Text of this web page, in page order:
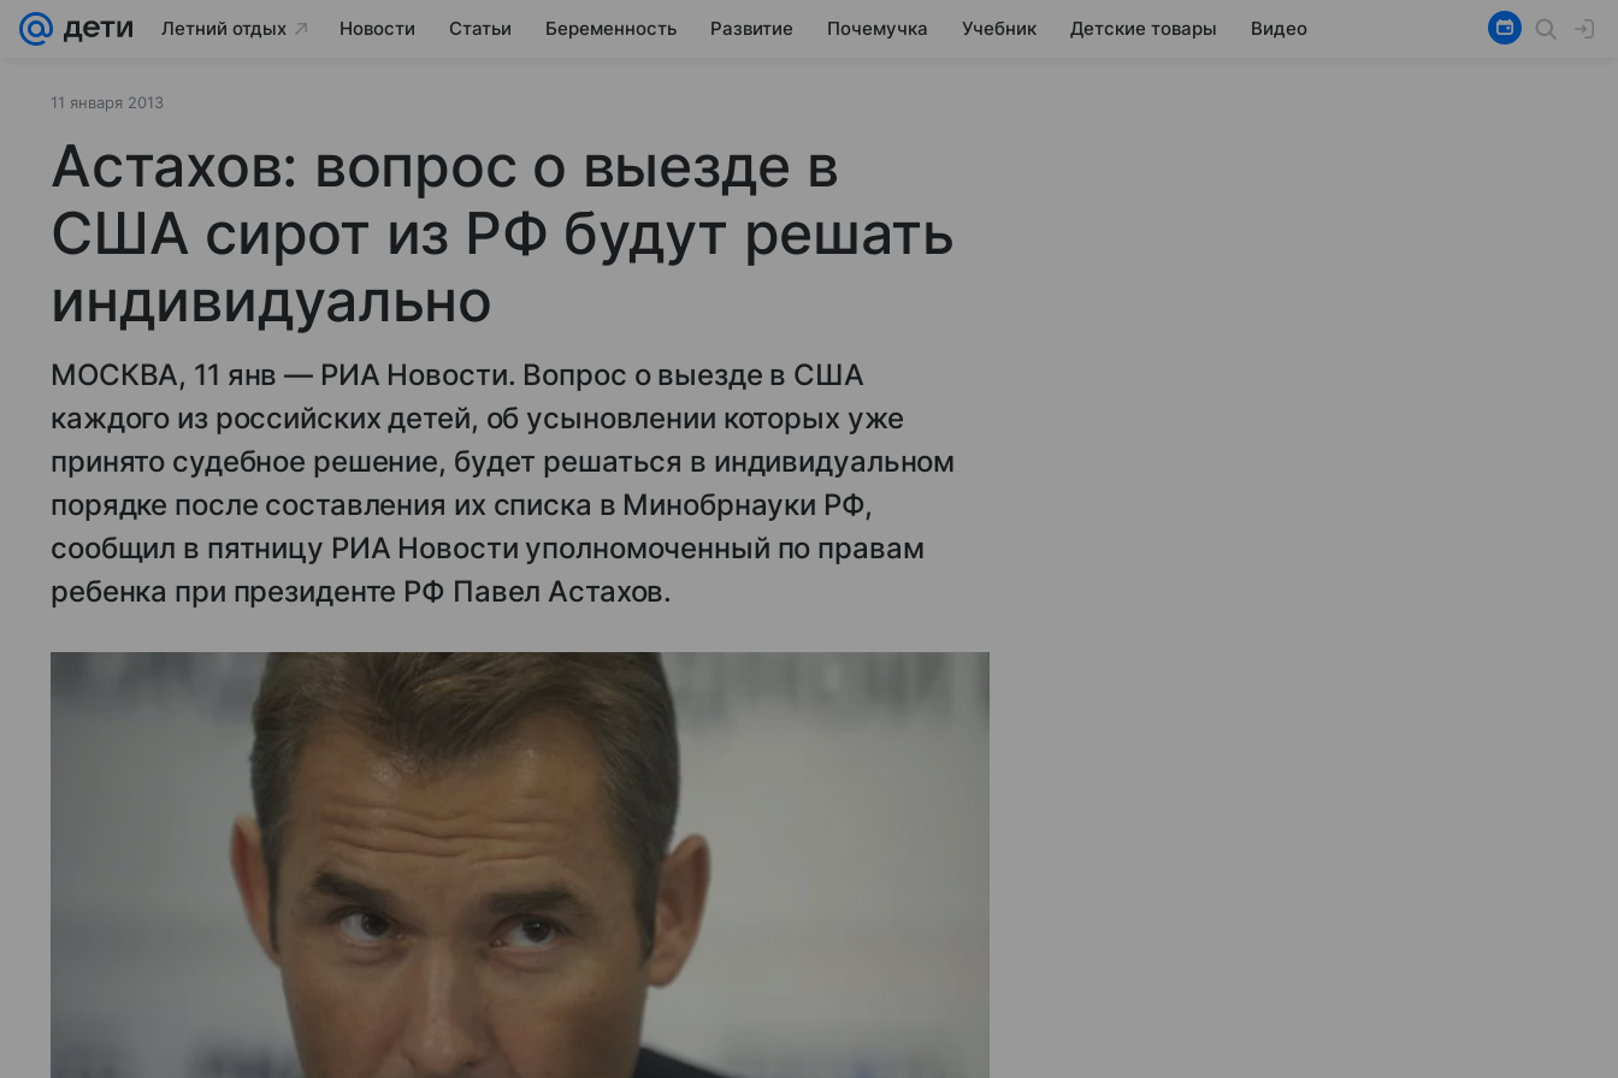
Летний отдых Новости Статьи Беременность Развитие Почемучка Учебник Детские товары Видео
11 января 2013
Астахов: вопрос о выезде в
США сирот из РФ будут решать
индивидуально
МОСКВА, 11 янв — РИА Новости. Вопрос о выезде в США
каждого из российских детей, об усыновлении которых уже
принято судебное решение, будет решаться в индивидуальном
порядке после составления их списка в Минобрнауки РФ,
сообщил в пятницу РИА Новости уполномоченный по правам
ребенка при президенте РФ Павел Астахов.